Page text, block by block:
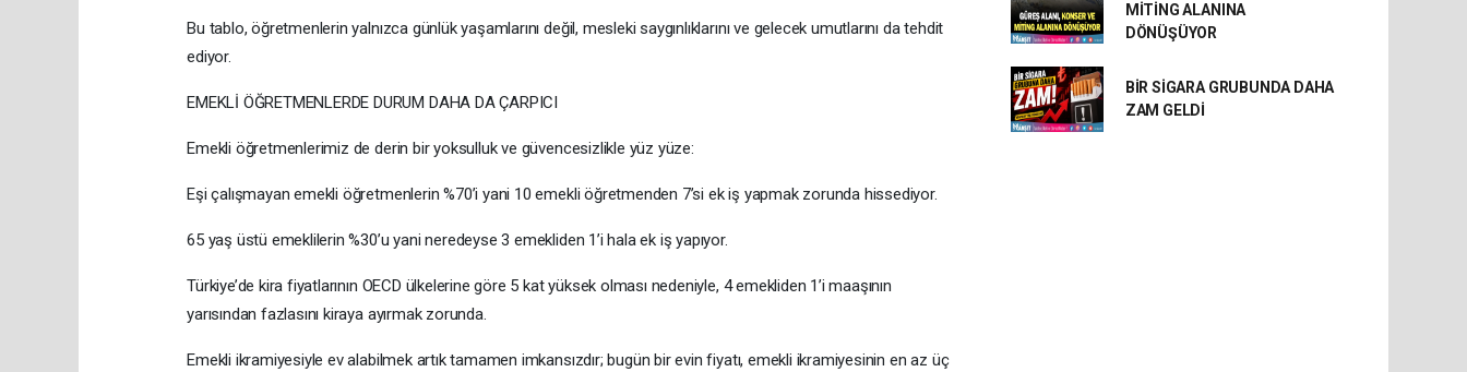
Bu tablo, öğretmenlerin yalnızca günlük yaşamlarını değil, mesleki saygınlıklarını ve gelecek umutlarını da tehdit
ediyor.
EMEKLİ ÖĞRETMENLERDE DURUM DAHA DA ÇARPICI
Emekli öğretmenlerimiz de derin bir yoksulluk ve güvencesizlikle yüz yüze:
Eşi çalışmayan emekli öğretmenlerin %70’i yani 10 emekli öğretmenden 7’si ek iş yapmak zorunda hissediyor.
65 yaş üstü emeklilerin %30’u yani neredeyse 3 emekliden 1’i hala ek iş yapıyor.
Türkiye’de kira fiyatlarının OECD ülkelerine göre 5 kat yüksek olması nedeniyle, 4 emekliden 1’i maaşının
yarısından fazlasını kiraya ayırmak zorunda.
Emekli ikramiyesiyle ev alabilmek artık tamamen imkansızdır; bugün bir evin fiyatı, emekli ikramiyesinin en az üç
MİTİNG ALANINA
DÖNÜŞÜYOR
BİR SİGARA GRUBUNDA DAHA
ZAM GELDİ